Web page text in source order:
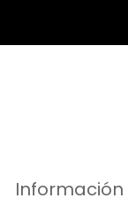
Información